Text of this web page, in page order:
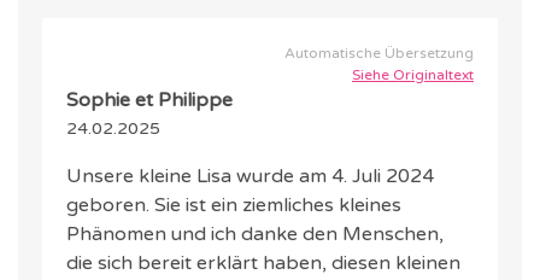
Automatische Übersetzung
Siehe Originaltext
Sophie et Philippe
24.02.2025
Unsere kleine Lisa wurde am 4. Juli 2024
geboren. Sie ist ein ziemliches kleines
Phänomen und ich danke den Menschen,
die sich bereit erklärt haben, diesen kleinen